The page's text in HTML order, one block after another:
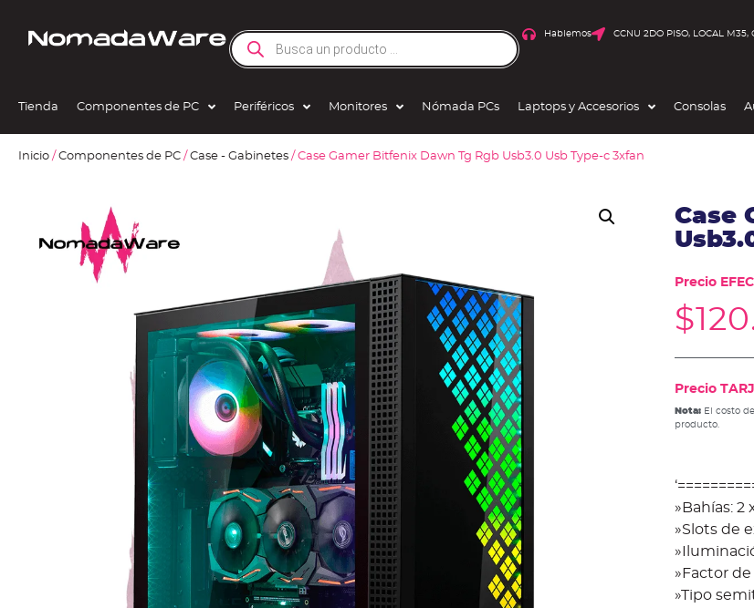
Hablemos CCNU 2DO PISO, LOCAL
Tienda Componentes de PC Periféricos Monitores Nómada PCs Laptops y Accesorios Consolas
Inicio / Componentes de PC / Case - Gabinetes / Case Gamer Bitfenix Dawn Tg Rgb Usb3.0 Usb Type-c 3xfan
Case
Precio
$
Precio
Nota:El costo
producto.
»Bahías: 2
»Slots de
»Factor de
»Tipo